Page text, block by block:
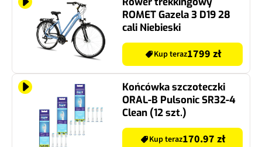
ROMET Gazela 3 D19 28
cali Niebieski
Kup teraz1799 zł
Końcówka szczoteczki
ORAL-B Pulsonic SR32-4
Clean (12 szt.)
Kup teraz170.97 zł